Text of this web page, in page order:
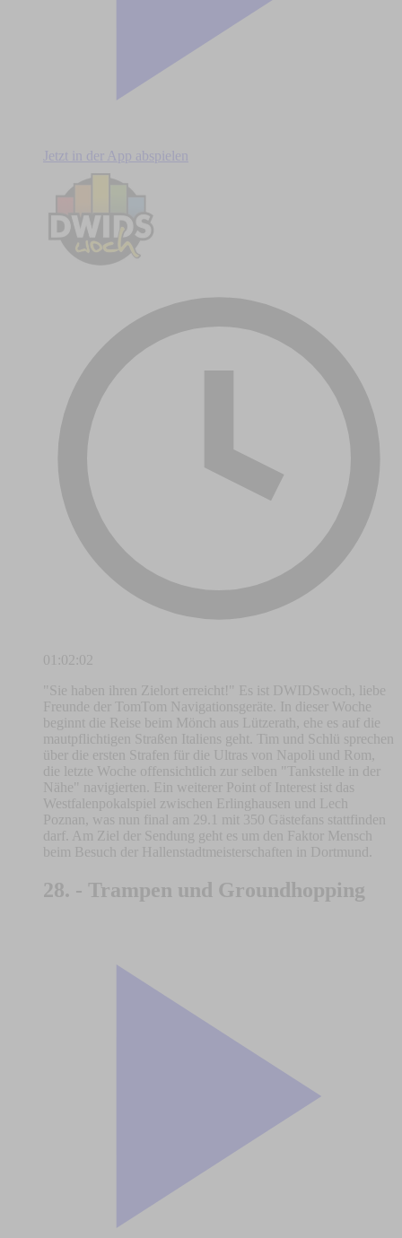
Jetzt in der App abspielen
01:02:02
"Sie haben ihren Zielort erreicht!" Es ist DWIDSwoch, liebe
Freunde der TomTom Navigationsgeräte. In dieser Woche
beginnt die Reise beim Mönch aus Lützerath, ehe es auf die
mautpflichtigen Straßen Italiens geht. Tim und Schlü sprechen
über die ersten Strafen für die Ultras von Napoli und Rom,
die letzte Woche offensichtlich zur selben "Tankstelle in der
Nähe" navigierten. Ein weiterer Point of Interest ist das
Westfalenpokalspiel zwischen Erlinghausen und Lech
Poznan, was nun final am 29.1 mit 350 Gästefans stattfinden
darf. Am Ziel der Sendung geht es um den Faktor Mensch
beim Besuch der Hallenstadtmeisterschaften in Dortmund.
28. - Trampen und Groundhopping